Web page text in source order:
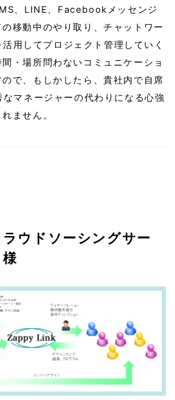
、LINE、Facebookメッセンジ
移動中のやり取り、チャットワー
用してプロジェクト管理していく
・場所問わないコミュニケーショ
で、もしかしたら、貴社内で自席
なマネージャーの代わりになる心強
ません。
ウドソーシングサー